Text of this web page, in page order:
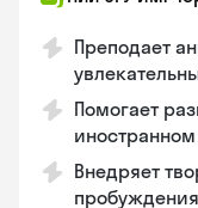
Преподает
Помогает
Внедряет